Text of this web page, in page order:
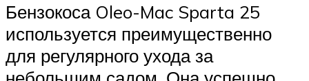
Бензокоса Oleo-Mac Sparta 25
используется преимущественно
для регулярного ухода за